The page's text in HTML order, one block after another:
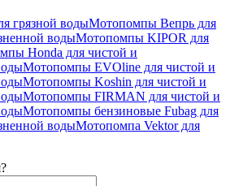
грязной водыМотопомпы Вепрь для
водыМотопомпы KIPOR для
Honda для чистой и
Мотопомпы EVOline для чистой и
Мотопомпы Koshin для чистой и
Мотопомпы FIRMAN для чистой и
Мотопомпы бензиновые Fubag для
водыМотопомпа Vektor для